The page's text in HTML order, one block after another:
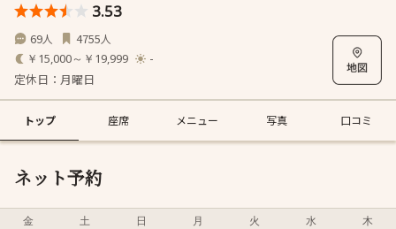
3.53
69人 4755人
￥15,000～￥19,999 -
定休日：月曜日
トップ 座席 メニュー 写真 口コミ
ネット予約
金 土 日 月 火 水 木